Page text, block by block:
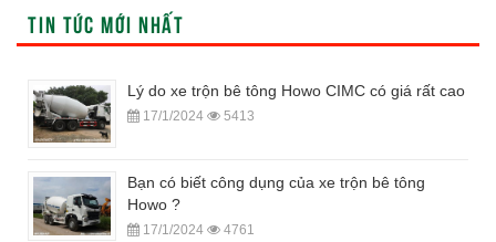
TIN TỨC MỚI NHẤT
Lý do xe trộn bê tông Howo CIMC có giá rất cao
17/1/2024 5413
Bạn có biết công dụng của xe trộn bê tông
Howo ?
17/1/2024 4761